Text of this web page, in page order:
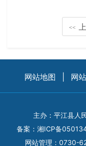
<<
网站地图 网
主办：平江县人
备案： 湘ICP备
网站管理：0730-